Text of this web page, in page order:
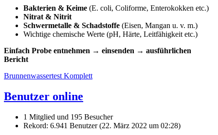
Bakterien & Keime (E. coli, Coliforme, Enterokokken etc.)
Nitrat & Nitrit
Schwermetalle & Schadstoffe (Eisen, Mangan u. v. m.)
Wichtige chemische Werte (pH, Härte, Leitfähigkeit etc.)
Einfach Probe entnehmen → einsenden → ausführlichen
Bericht
Brunnenwassertest Komplett
Benutzer online
1 Mitglied und 195 Besucher
Rekord: 6.941 Benutzer (22. März 2022 um 02:28)